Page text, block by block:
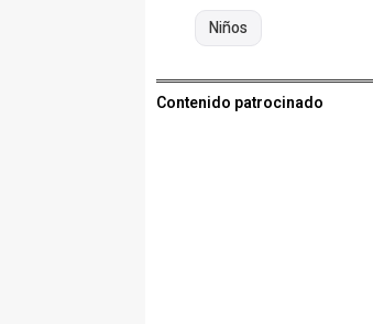
Niños
Contenido patrocinado